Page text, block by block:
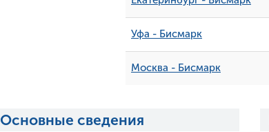
Уфа - Бисмарк
Москва - Бисмарк
Основные сведения